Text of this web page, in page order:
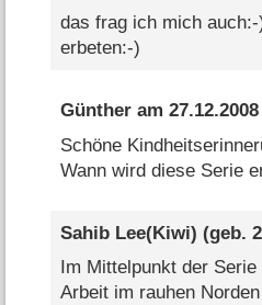
das frag ich mich
erbeten:-)
Güntheram 27.12.2008
Schöne
Wann wird diese Serie
Sahib Lee(Kiwi) (geb.
Im Mittelpunkt der
Arbeit im rauhen